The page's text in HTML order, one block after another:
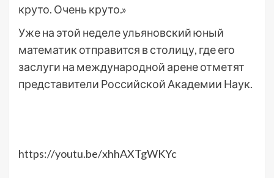
круто. Очень круто.»
Уже на этой неделе ульяновский юный
математик отправится в столицу, где его
заслуги на международной арене отметят
представители Российской Академии Наук.
https://youtu.be/xhhAXTgWKYc